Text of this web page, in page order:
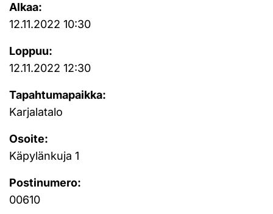
Alkaa:
12.11.2022 10:30
Loppuu:
12.11.2022 12:30
Tapahtumapaikka:
Karjalatalo
Osoite:
Käpylänkuja 1
Postinumero:
00610